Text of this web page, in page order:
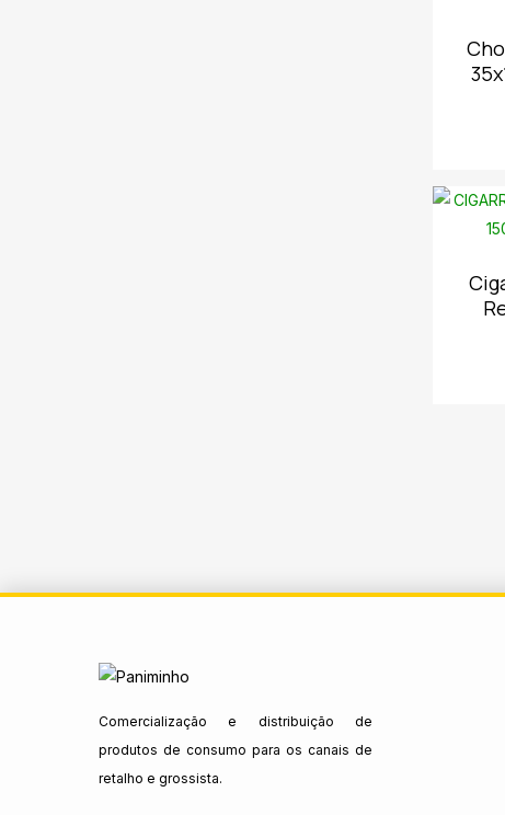
Comercialização e distribuição de
produtos de consumo para os canais de
retalho e grossista.